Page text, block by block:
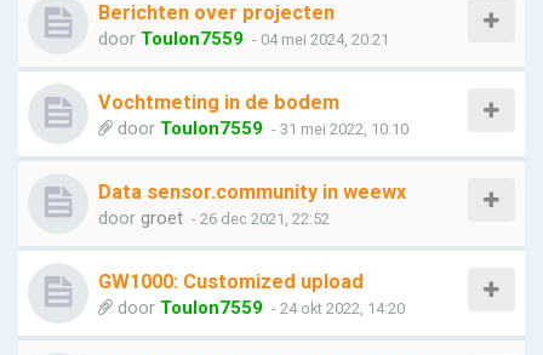
Berichten over projecten
door Toulon7559 - 04 mei 2024, 20:21
Vochtmeting in de bodem
door Toulon7559 - 31 mei 2022, 10:10
Data sensor.community in weewx
door groet - 26 dec 2021, 22:52
GW1000: Customized upload
door Toulon7559 - 24 okt 2022, 14:20